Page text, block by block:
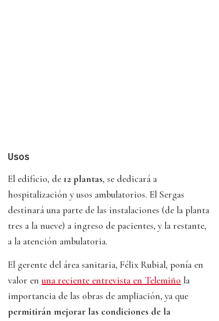
Usos
El edificio, de 12 plantas, se dedicará a
hospitalización y usos ambulatorios. El Sergas
destinará una parte de las instalaciones (de la planta
tres a la nueve) a ingreso de pacientes, y la restante,
a la atención ambulatoria.
El gerente del área sanitaria, Félix Rubial, ponía en
valor en una reciente entrevista en Telemiño la
importancia de las obras de ampliación, ya que
permitirán mejorar las condiciones de la